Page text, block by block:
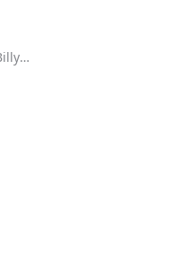
Audrey Hepburn, Humphrey Bogart e un amore che trascese lo schermo: oggi in TV, la sofisticata commedia di Billy Wilder